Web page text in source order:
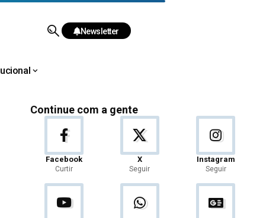
Newsletter
Continue com a gente
Facebook
Curtir
X
Seguir
Instagram
Seguir